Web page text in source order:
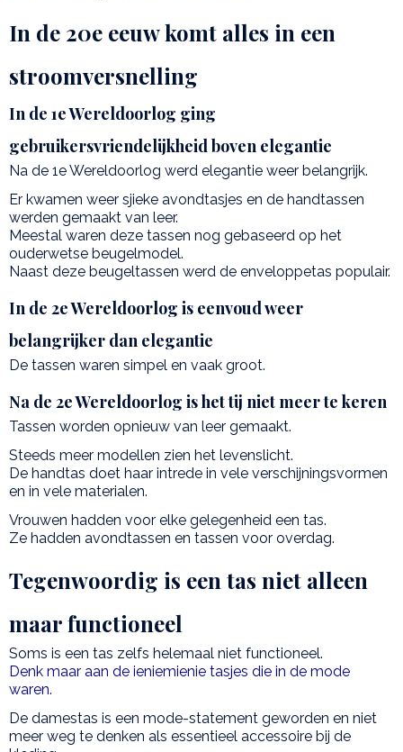
In de 20e eeuw komt alles in een
stroomversnelling
In de 1e Wereldoorlog ging
gebruikersvriendelijkheid boven elegantie
Na de 1e Wereldoorlog werd elegantie weer belangrijk.
Er kwamen weer sjieke avondtasjes en de handtassen
werden gemaakt van leer.
Meestal waren deze tassen nog gebaseerd op het
ouderwetse beugelmodel.
Naast deze beugeltassen werd de enveloppetas populair.
In de 2e Wereldoorlog is eenvoud weer
belangrijker dan elegantie
De tassen waren simpel en vaak groot.
Na de 2e Wereldoorlog is het tij niet meer te keren
Tassen worden opnieuw van leer gemaakt.
Steeds meer modellen zien het levenslicht.
De handtas doet haar intrede in vele verschijningsvormen
en in vele materialen.
Vrouwen hadden voor elke gelegenheid een tas.
Ze hadden avondtassen en tassen voor overdag.
Tegenwoordig is een tas niet alleen
maar functioneel
Soms is een tas zelfs helemaal niet functioneel.
Denk maar aan de ieniemienie tasjes die in de mode
waren.
De damestas is een mode-statement geworden en niet
meer weg te denken als essentieel accessoire bij de